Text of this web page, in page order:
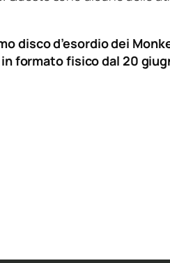
disco d’esordio dei
formato fisico dal 20